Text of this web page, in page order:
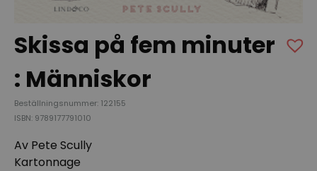
Skissa på fem minuter
: Människor
Beställningsnummer: 122155
ISBN: 9789177791010
Av Pete Scully
Kartonnage